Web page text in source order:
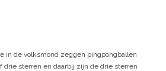
in de volksmond zeggen pingpongballen
drie sterren en daarbij zijn de drie sterren